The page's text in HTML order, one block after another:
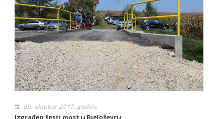
09. oktobar 2017. godine
Izgrađen šesti most u Bjeloševcu